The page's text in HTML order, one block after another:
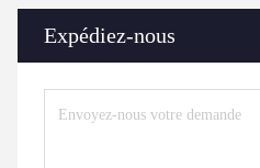
Expédiez-nous